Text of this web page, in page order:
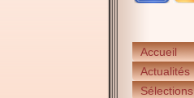
Accueil
Actualités
Sélections